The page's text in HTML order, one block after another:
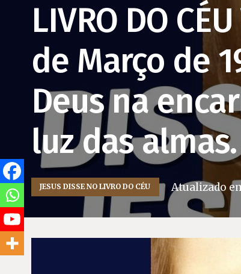
LIVRO DO
de Março de
Deus na
luz das almas.
JESUS DISSE NO LIVRO DO CÉU Atualizado